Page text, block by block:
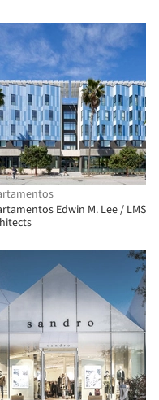
Edwin M. Lee / LMS